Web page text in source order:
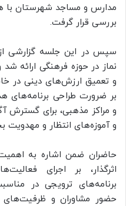
مدارس و مساجد شهرستان با
بررسی قرار گرفت.
سپس در این جلسه گزارشی از
نماز در حوزه فرهنگی ارائه
و تعمیق ارزش‌های دینی در
بر ضرورت طراحی برنامه‌های
و مراکز مذهبی، برای گسترش
و آموزه‌های انتظار و
حاضران ضمن اشاره به
اثرگذار، بر اجرای
برنامه‌های ترویجی در
حضور مشاوران و